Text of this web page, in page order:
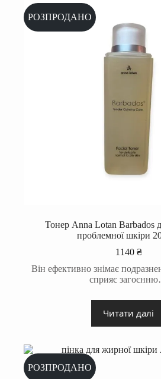
РОЗПРОДАНО
Тонер Anna Lotan Barbados
проблемної шкіри
1140 ₴
Він ефективно знімає
сприяє
Читати далі
РОЗПРОДАНО